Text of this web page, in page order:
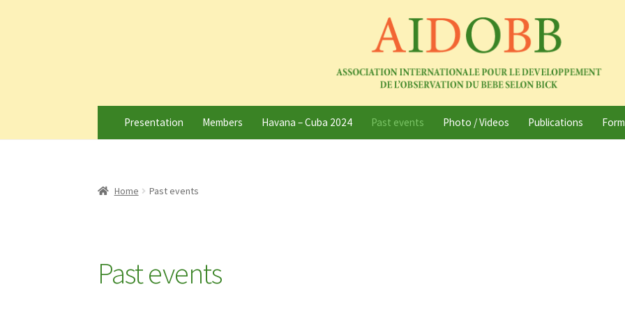
Presentation Members Havana – Cuba 2024 Past events Photo / Videos Publications
Home Past events
Past events